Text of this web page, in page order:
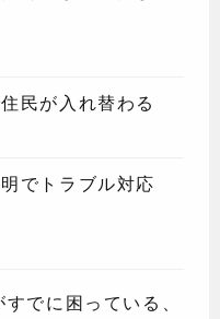
民が入れ替わる
でトラブル対応
でに困っている、